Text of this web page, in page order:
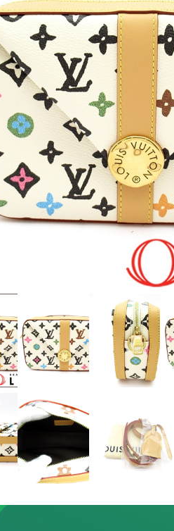
新品状態。
展示品などの未使用品。
未使用同様品。数回使用した程
僅かな傷、汚れはありますが比
少々使用感はありますが、キズ